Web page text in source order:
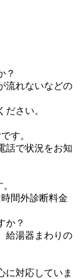
？
流れないなどの
さい。
す。
話で状況をお知
間外診断料金
か？
給湯器まわりの
に対応していま